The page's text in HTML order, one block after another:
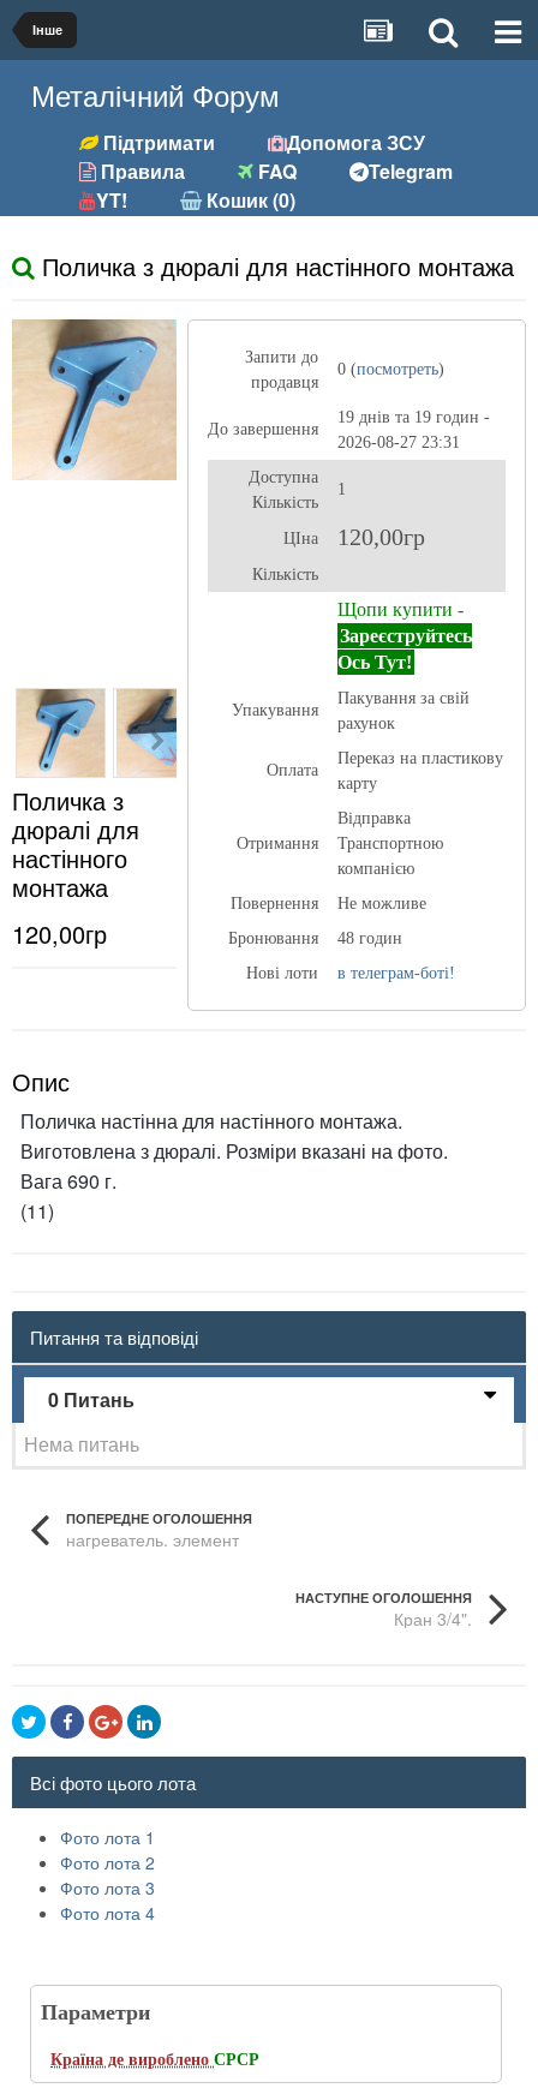
Інше
Металічний Форум
Підтримати
Допомога ЗСУ
Правила
FAQ
Telegram
YT!
Кошик (0)
Поличка з дюралі для настінного монтажа
Поличка з
дюралі для
настінного
монтажа
120,00гр
Запити до
продавця
0 (посмотреть)
До завершення
19 днів та 19 годин -
2026-08-27 23:31
Доступна
Кількість
1
ЦІна 120,00гр
Кількість
Щопи купити -
Зареєструйтесь
Ось Тут!
Упакування
Пакування за свій
рахунок
Оплата
Переказ на пластикову
карту
Отримання
Відправка
Транспортною
компанією
Повернення
Не можливе
Бронювання
48 годин
Нові лоти
в телеграм-боті!
Опис
Поличка настінна для настінного монтажа.
Виготовлена з дюралі. Розміри вказані на фото.
Вага 690 г.
(11)
Питання та відповіді
0 Питань
Нема питань
ПОПЕРЕДНЕ ОГОЛОШЕННЯ
нагреватель. элемент
НАСТУПНЕ ОГОЛОШЕННЯ
Кран 3/4".
Всі фото цього лота
Фото лота 1
Фото лота 2
Фото лота 3
Фото лота 4
Параметри
Країна де вироблено CРСР